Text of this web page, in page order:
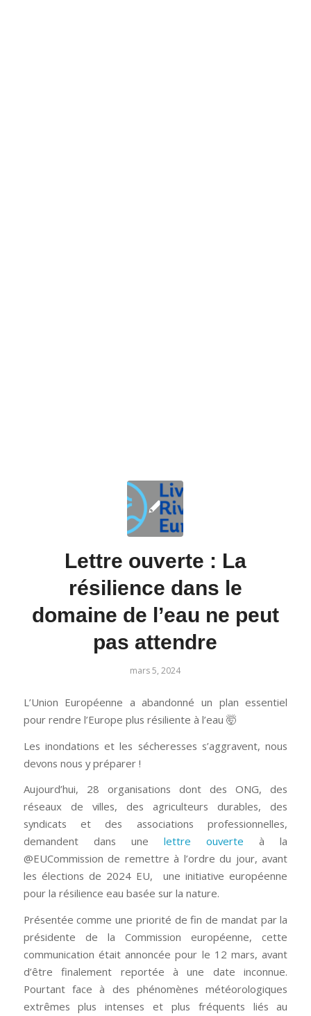
Lettre ouverte : La
résilience dans le
domaine de l’eau ne peut
pas attendre
mars 5, 2024
L’Union Européenne a abandonné un plan essentiel
pour rendre l’Europe plus résiliente à l’eau 🤯
Les inondations et les sécheresses s’aggravent, nous
devons nous y préparer !
Aujourd’hui, 28 organisations dont des ONG, des
réseaux de villes, des agriculteurs durables, des
syndicats et des associations professionnelles,
demandent dans une lettre ouverte à la
@EUCommission de remettre à l’ordre du jour, avant
les élections de 2024 EU, une initiative européenne
pour la résilience eau basée sur la nature.
Présentée comme une priorité de fin de mandat par la
présidente de la Commission européenne, cette
communication était annoncée pour le 12 mars, avant
d’être finalement reportée à une date inconnue.
Pourtant face à des phénomènes météorologiques
extrêmes plus intenses et plus fréquents liés au